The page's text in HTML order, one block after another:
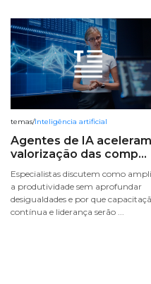
temas/Inteligência artificial
Agentes de IA
valorização das comp...
Especialistas discutem como
a produtividade sem aprofundar
desigualdades e por que
contínua e liderança serão ...